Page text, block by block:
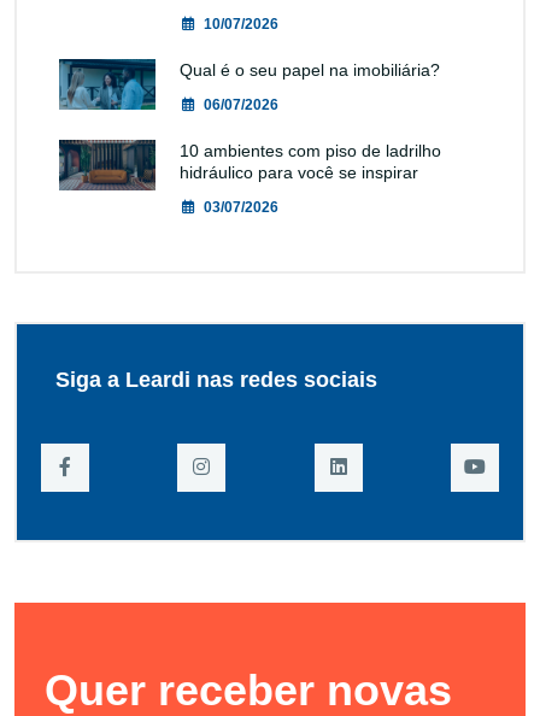
10/07/2026
Qual é o seu papel na imobiliária?
06/07/2026
10 ambientes com piso de ladrilho
hidráulico para você se inspirar
03/07/2026
Siga a Leardi nas redes sociais
Quer receber novas